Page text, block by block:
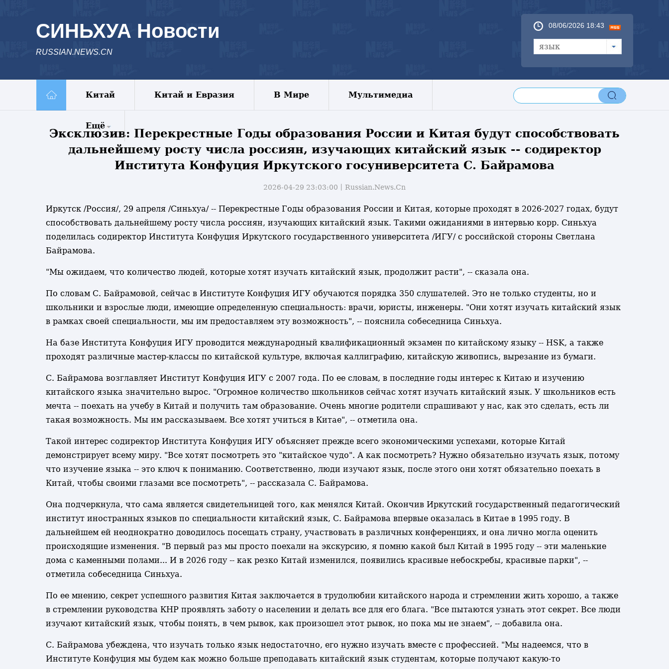
СИНЬХУА Новости
RUSSIAN.NEWS.CN
08/06/2026 18:43
язык
Китай Китай и Евразия В Мире Мультимедиа
Ещё
Комментарии
Еженедельник
Спецрепортажи
Пояс и путь
Эксклюзив: Перекрестные Годы образования России и Китая будут способствовать
дальнейшему росту числа россиян, изучающих китайский язык -- содиректор
Института Конфуция Иркутского госуниверситета С. Байрамова
2026-04-29 23:03:00丨 Russian.News.Cn
Иркутск /Россия/, 29 апреля /Синьхуа/ -- Перекрестные Годы образования России и Китая, которые проходят в 2026-2027 годах, будут
способствовать дальнейшему росту числа россиян, изучающих китайский язык. Такими ожиданиями в интервью корр. Синьхуа
поделилась содиректор Института Конфуция Иркутского государственного университета /ИГУ/ с российской стороны Светлана
Байрамова.
"Мы ожидаем, что количество людей, которые хотят изучать китайский язык, продолжит расти", -- сказала она.
По словам С. Байрамовой, сейчас в Институте Конфуция ИГУ обучаются порядка 350 слушателей. Это не только студенты, но и
школьники и взрослые люди, имеющие определенную специальность: врачи, юристы, инженеры. "Они хотят изучать китайский язык
в рамках своей специальности, мы им предоставляем эту возможность", -- пояснила собеседница Синьхуа.
На базе Института Конфуция ИГУ проводится международный квалификационный экзамен по китайскому языку -- HSK, а также
проходят различные мастер-классы по китайской культуре, включая каллиграфию, китайскую живопись, вырезание из бумаги.
С. Байрамова возглавляет Институт Конфуция ИГУ с 2007 года. По ее словам, в последние годы интерес к Китаю и изучению
китайского языка значительно вырос. "Огромное количество школьников сейчас хотят изучать китайский язык. У школьников есть
мечта -- поехать на учебу в Китай и получить там образование. Очень многие родители спрашивают у нас, как это сделать, есть ли
такая возможность. Мы им рассказываем. Все хотят учиться в Китае", -- отметила она.
Такой интерес содиректор Института Конфуция ИГУ объясняет прежде всего экономическими успехами, которые Китай
демонстрирует всему миру. "Все хотят посмотреть это "китайское чудо". А как посмотреть? Нужно обязательно изучать язык, потому
что изучение языка -- это ключ к пониманию. Соответственно, люди изучают язык, после этого они хотят обязательно поехать в
Китай, чтобы своими глазами все посмотреть", -- рассказала С. Байрамова.
Она подчеркнула, что сама является свидетельницей того, как менялся Китай. Окончив Иркутский государственный педагогический
институт иностранных языков по специальности китайский язык, С. Байрамова впервые оказалась в Китае в 1995 году. В
дальнейшем ей неоднократно доводилось посещать страну, участвовать в различных конференциях, и она лично могла оценить
происходящие изменения. "В первый раз мы просто поехали на экскурсию, я помню какой был Китай в 1995 году -- эти маленькие
дома с каменными полами... И в 2026 году -- как резко Китай изменился, появились красивые небоскребы, красивые парки", --
отметила собеседница Синьхуа.
По ее мнению, секрет успешного развития Китая заключается в трудолюбии китайского народа и стремлении жить хорошо, а также
в стремлении руководства КНР проявлять заботу о населении и делать все для его блага. "Все пытаются узнать этот секрет. Все люди
изучают китайский язык, чтобы понять, в чем рывок, как произошел этот рывок, но пока мы не знаем", -- добавила она.
С. Байрамова убеждена, что изучать только язык недостаточно, его нужно изучать вместе с профессией. "Мы надеемся, что в
Институте Конфуция мы будем как можно больше преподавать китайский язык студентам, которые получают какую-то